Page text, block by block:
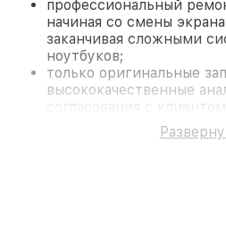
профессиональный
начиная со смены
заканчивая сложными
ноутбуков;
только оригинальные
высококачественные
согласования с клиентом.
На все работы и
предоставляется